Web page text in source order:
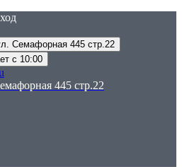
Семафорная 445 стр.22
с 10:00
445 стр.22